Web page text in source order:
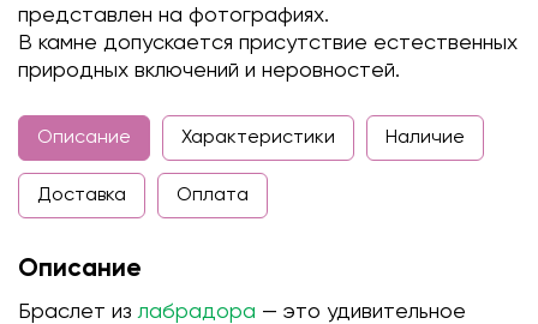
представлен на фотографиях.
В камне допускается присутствие естественных
природных включений и неровностей.
Описание Характеристики Наличие
Доставка Оплата
Описание
Браслет излабрадора — это удивительное